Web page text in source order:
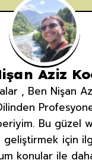
Aziz
, Ben Nişan
Bu güzel
geliştirmek için
konular ile